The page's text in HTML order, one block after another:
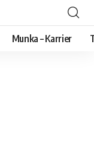
Munka – Karrier